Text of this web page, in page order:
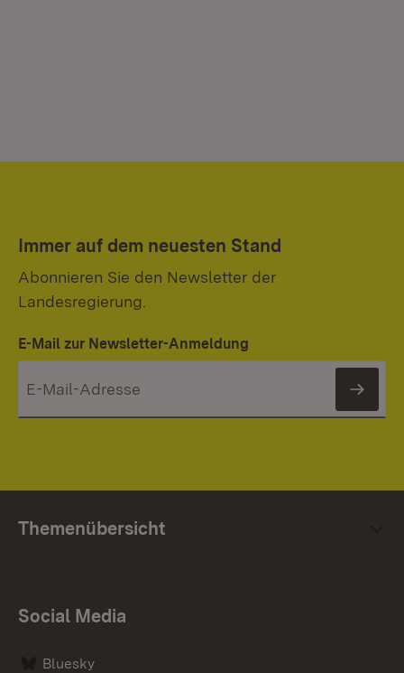
Immer auf dem neuesten Stand
Abonnieren Sie den Newsletter der
Landesregierung.
E-Mail zur Newsletter-Anmeldung
Themenübersicht
Social Media
Bluesky